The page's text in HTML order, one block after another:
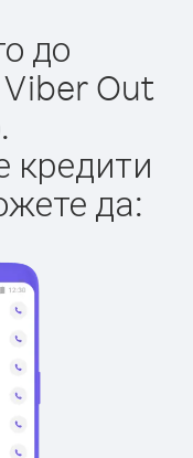
до
Out
кредити
да: